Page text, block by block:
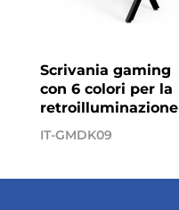
Scrivania gaming
con 6 colori per la
retroilluminazione
IT-GMDK09